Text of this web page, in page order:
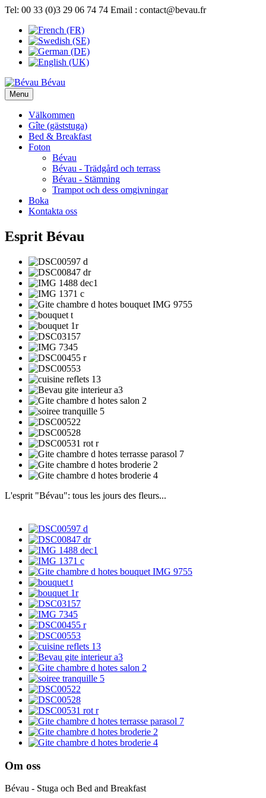
Tel: 00 33 (0)3 29 06 74 74 Email : contact@bevau.fr
Bévau
Menu
Välkommen
Gîte (gäststuga)
Bed & Breakfast
Foton
Bévau
Bévau - Trädgård och terrass
Bévau - Stämning
Trampot och dess omgivningar
Boka
Kontakta oss
Esprit Bévau
L'esprit "Bévau": tous les jours des fleurs...
Om oss
Bévau - Stuga och Bed and Breakfast